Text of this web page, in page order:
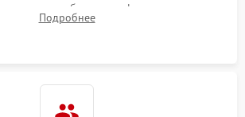
термоблока и кофемолки на слух.
и давления воды для выявления
Подробнее